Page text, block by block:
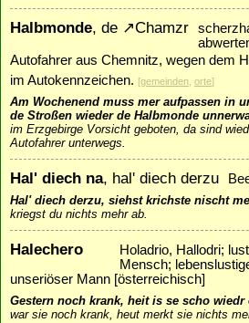
Halbmonde, de ↗Chamzr
Autofahrer aus Chemnitz, wegen dem
im Autokennzeichen. [gemeinden orte]
Am Wochenend muss mer aufpassen in
de Stroßen wieder de Halbmonde
im Erzgebirge Vorsicht geboten, da sind
Autofahrer unterwegs.
Hal' diech na, hal' diech derzu
Hal' diech derzu, siehst krichste nischt
kriegst du nichts mehr ab.
Halechero
Holadrio, Hallodri;
Mensch;
unseriöser Mann [österreichisch]
Gestern noch krank, heit is se scho wiedr
war sie noch krank, heut merkt sie nichts